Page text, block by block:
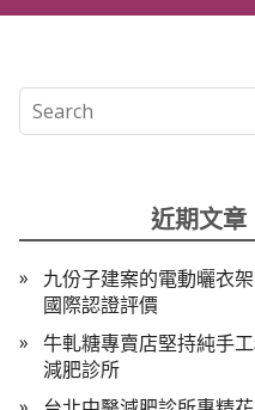
近期文章
九份子建案的電動曬衣
國際認證評價
牛軋糖專賣店堅持純手
減肥診所